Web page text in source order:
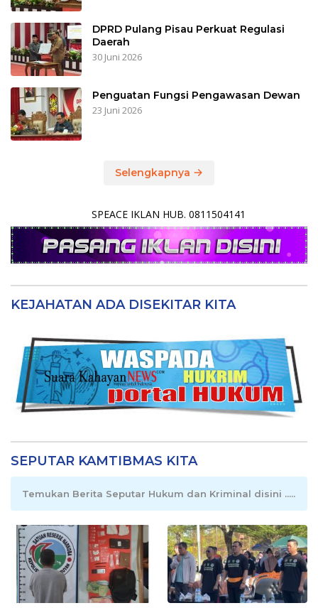
DPRD Pulang Pisau Perkuat Regulasi
Daerah
30 Juni 2026
Penguatan Fungsi Pengawasan Dewan
23 Juni 2026
Selengkapnya
SPEACE IKLAN HUB. 0811504141
KEJAHATAN ADA DISEKITAR KITA
SEPUTAR KAMTIBMAS KITA
Temukan Berita Seputar Hukum dan Kriminal disini .....